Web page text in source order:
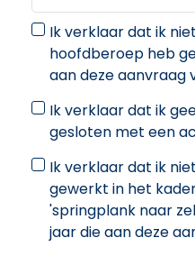
Ik verklaar dat ik
hoofdberoep heb
aan deze aanvraag
Ik verklaar dat ik
gesloten met een
Ik verklaar dat ik
gewerkt in het
'springplank naar
jaar die aan deze